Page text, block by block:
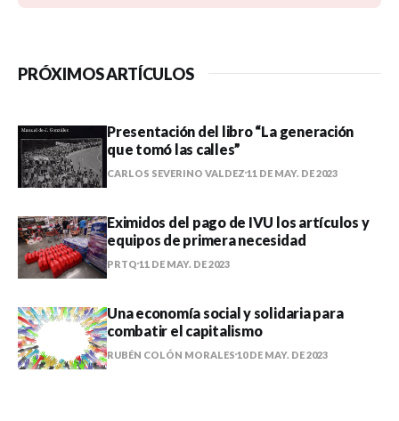
PRÓXIMOS ARTÍCULOS
Presentación del libro “La generación
que tomó las calles”
CARLOS SEVERINO VALDEZ 11 DE MAY. DE 2023
Eximidos del pago de IVU los artículos y
equipos de primera necesidad
PRTQ 11 DE MAY. DE 2023
Una economía social y solidaria para
combatir el capitalismo
RUBÉN COLÓN MORALES 10 DE MAY. DE 2023